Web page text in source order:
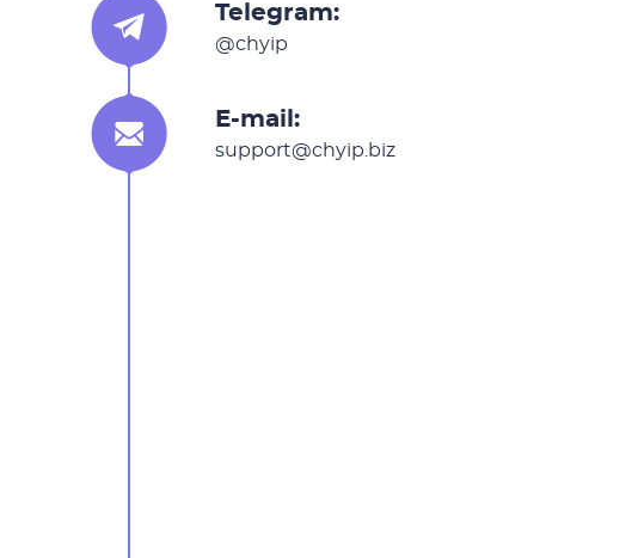
Telegram:
@chyip
E-mail:
support@chyip.biz